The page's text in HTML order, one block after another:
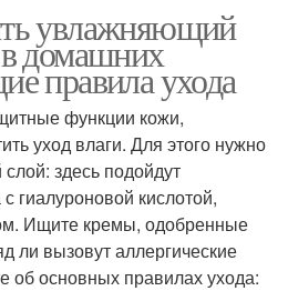
увлажняющий
домашних
правила ухода
функции кожи,
уход влаги. Для этого нужно
здесь подойдут
гиалуроновой кислотой,
Ищите кремы, одобренные
ли вызовут аллергические
об основных правилах ухода: